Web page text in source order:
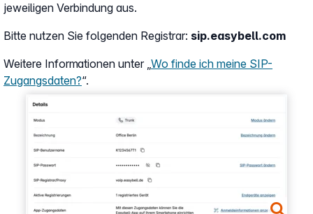
Show larger version
jeweiligen Verbindung aus.
Bitte nutzen Sie folgenden Registrar: sip.easybell.com
Weitere Informationen unter „Wo finde ich meine SIP-
Zugangsdaten?“.